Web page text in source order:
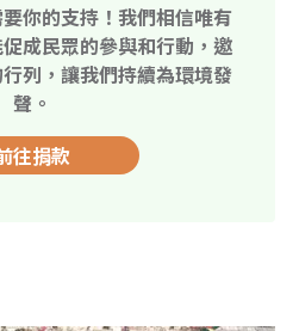
你的支持！我們相信唯有
成民眾的參與和行動，邀
列，讓我們持續為環境發
聲。
往捐款